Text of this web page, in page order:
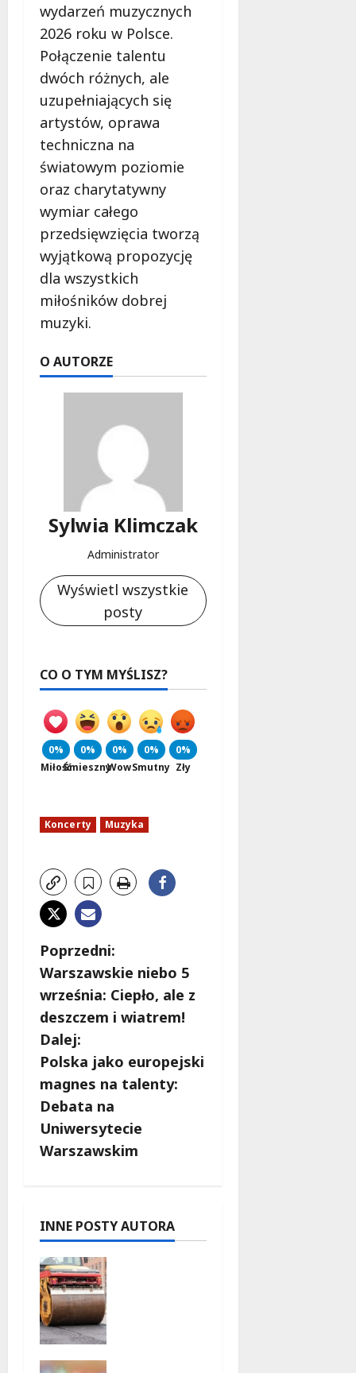
wydarzeń muzycznych
2026 roku w Polsce.
Połączenie talentu
dwóch różnych, ale
uzupełniających się
artystów, oprawa
techniczna na
światowym poziomie
oraz charytatywny
wymiar całego
przedsięwzięcia tworzą
wyjątkową propozycję
dla wszystkich
miłośników dobrej
muzyki.
O AUTORZE
Sylwia Klimczak
Administrator
Wyświetl wszystkie
posty
CO O TYM MYŚLISZ?
0%
Miłość
0%
Śmieszny
0%
Wow
0%
Smutny
0%
Zły
Koncerty Muzyka
Z
o
b
a
c
z
w
i
s
y
Poprzedni:
Warszawskie niebo 5
września: Ciepło, ale z
deszczem i wiatrem!
Dalej:
Polska jako europejski
magnes na talenty:
Debata na
Uniwersytecie
Warszawskim
INNE POSTY AUTORA